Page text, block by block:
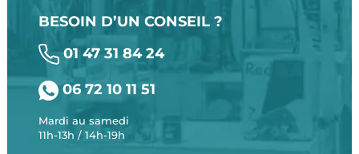
BESOIN D’UN CONSEIL ?
01 47 31 84 24
06 72 10 11 51
Mardi au samedi
11h-13h / 14h-19h